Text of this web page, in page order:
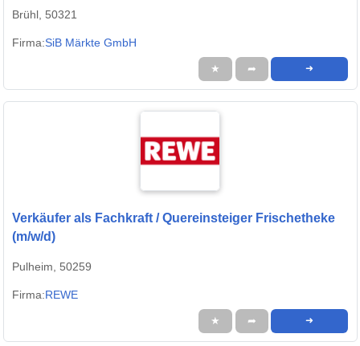
Brühl, 50321
Firma:SiB Märkte GmbH
★ ➦ ➜
Verkäufer als Fachkraft / Quereinsteiger Frischetheke
(m/w/d)
Pulheim, 50259
Firma:REWE
★ ➦ ➜